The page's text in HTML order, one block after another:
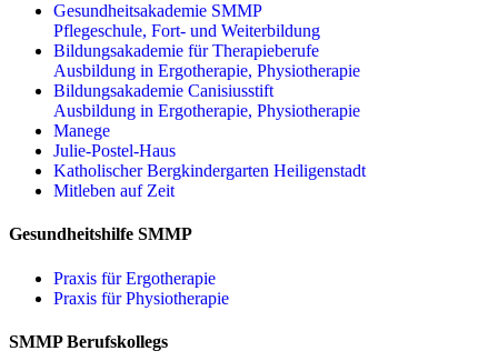
Gesundheitsakademie SMMP
Pflegeschule, Fort- und Weiterbildung
Bildungsakademie für Therapieberufe
Ausbildung in Ergotherapie, Physiotherapie
Bildungsakademie Canisiusstift
Ausbildung in Ergotherapie, Physiotherapie
Manege
Julie-Postel-Haus
Katholischer Bergkindergarten Heiligenstadt
Mitleben auf Zeit
Gesundheitshilfe SMMP
Praxis für Ergo­therapie
Praxis für Physio­therapie
SMMP Berufskollegs